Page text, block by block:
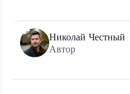
Николай Честный
Автор